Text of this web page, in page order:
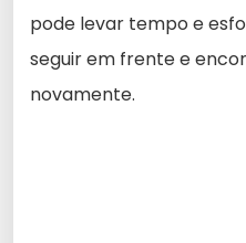
pode levar tempo e
seguir em frente e
novamente.